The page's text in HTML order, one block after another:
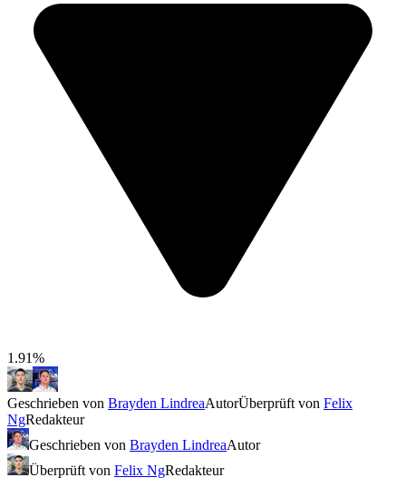
1.91%
Geschrieben von Brayden LindreaAutorÜberprüft von Felix
NgRedakteur
Geschrieben von Brayden LindreaAutor
Überprüft von Felix NgRedakteur